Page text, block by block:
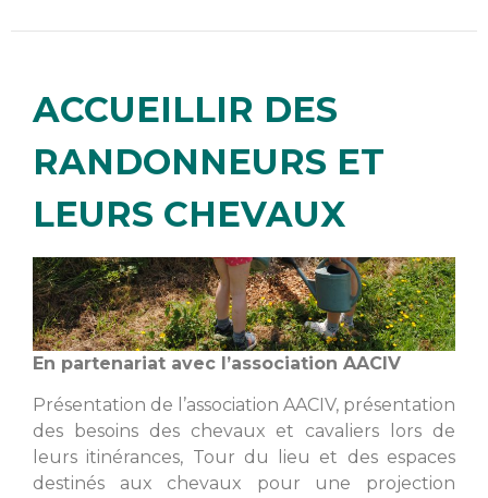
ACCUEILLIR DES
RANDONNEURS ET
LEURS CHEVAUX
En partenariat avec l’association AACIV
Présentation de l’association AACIV, présentation
des besoins des chevaux et cavaliers lors de
leurs itinérances, Tour du lieu et des espaces
destinés aux chevaux pour une projection